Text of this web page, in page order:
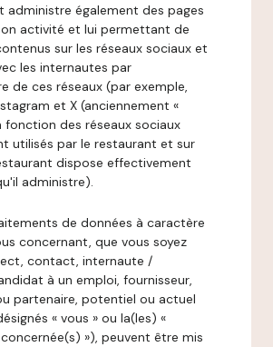
administre également des pages
activité et lui permettant de
sur les réseaux sociaux et
les internautes par
de ces réseaux (par exemple,
et X (anciennement «
fonction des réseaux sociaux
utilisés par le restaurant et sur
dispose effectivement
administre).
de données à caractère
concernant, que vous soyez
contact, internaute /
à un emploi, fournisseur,
partenaire, potentiel ou actuel
« vous » ou la(les) «
»), peuvent être mis